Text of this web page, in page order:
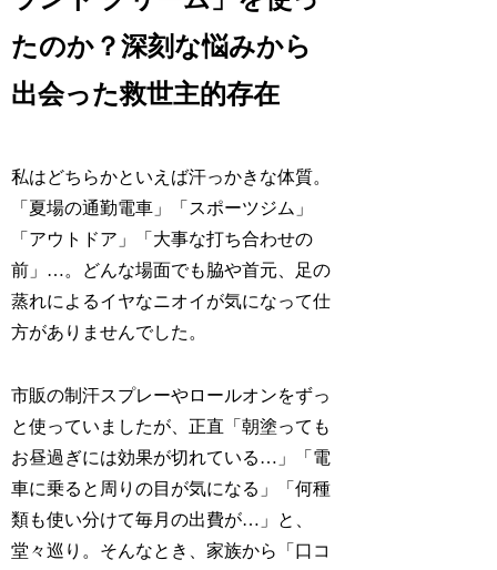
たのか？深刻な悩みから
出会った救世主的存在
私はどちらかといえば汗っかきな体質。
「夏場の通勤電車」「スポーツジム」
「アウトドア」「大事な打ち合わせの
前」…。どんな場面でも脇や首元、足の
蒸れによるイヤなニオイが気になって仕
方がありませんでした。
市販の制汗スプレーやロールオンをずっ
と使っていましたが、正直「朝塗っても
お昼過ぎには効果が切れている…」「電
車に乗ると周りの目が気になる」「何種
類も使い分けて毎月の出費が…」と、
堂々巡り。そんなとき、家族から「口コ